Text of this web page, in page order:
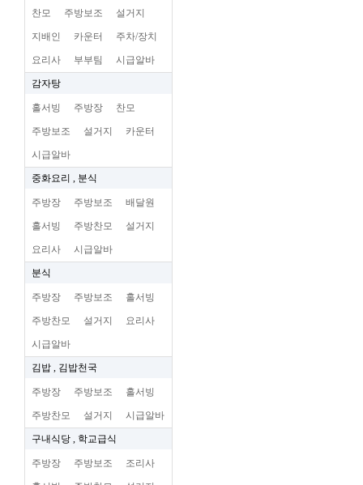
찬모 주방보조 설거지
지배인 카운터 주차/장치
요리사 부부팀 시급알바
감자탕
홀서빙 주방장 찬모
주방보조 설거지 카운터
시급알바
중화요리 , 분식
주방장 주방보조 배달원
홀서빙 주방찬모 설거지
요리사 시급알바
분식
주방장 주방보조 홀서빙
주방찬모 설거지 요리사
시급알바
김밥 , 김밥천국
주방장 주방보조 홀서빙
주방찬모 설거지 시급알바
구내식당 , 학교급식
주방장 주방보조 조리사